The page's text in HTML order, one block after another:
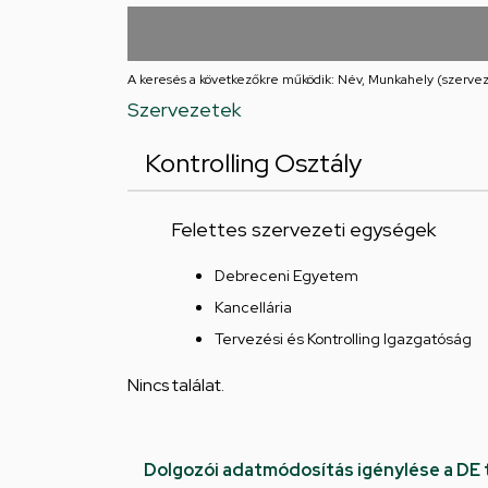
feladatellátási
A keresés a következőkre működik: Név, Munkahely
Szervezetek
Kontrolling Osztály
Felettes szervezeti egységek
Debreceni Egyetem
Kancellária
Tervezési és Kontrolling Igazgatóság
Nincs találat.
Dolgozói adatmódosítás igénylése a